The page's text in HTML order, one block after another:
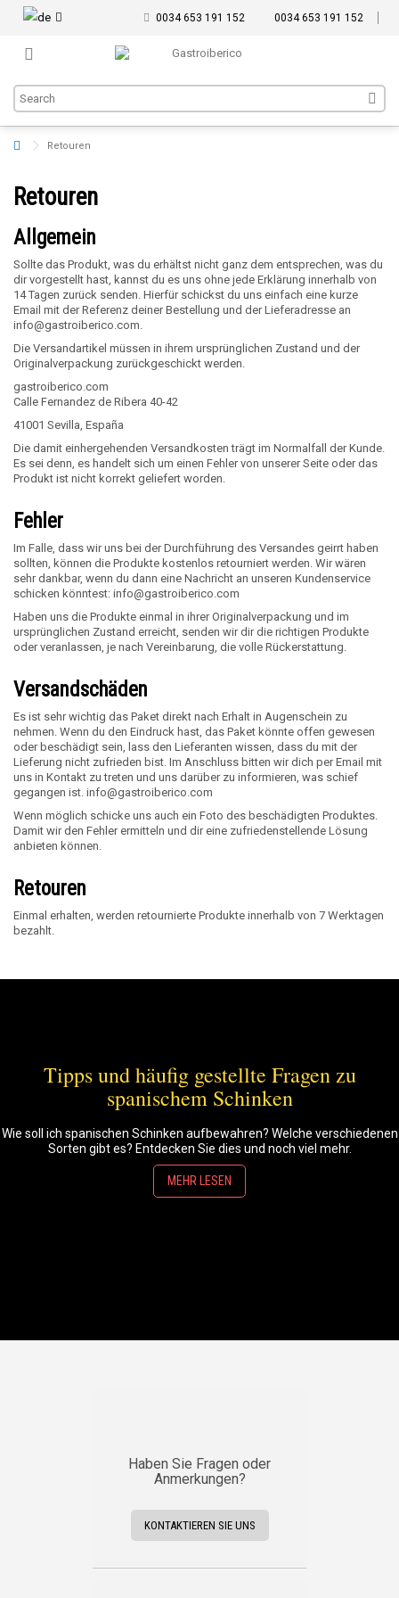
0034 653 191 152 0034 653 191 152
Retouren
Retouren
Allgemein
Sollte das Produkt, was du erhältst nicht ganz dem entsprechen, was du
dir vorgestellt hast, kannst du es uns ohne jede Erklärung innerhalb von
14 Tagen zurück senden. Hierfür schickst du uns einfach eine kurze
Email mit der Referenz deiner Bestellung und der Lieferadresse an
info@gastroiberico.com.
Die Versandartikel müssen in ihrem ursprünglichen Zustand und der
Originalverpackung zurückgeschickt werden.
gastroiberico.com
Calle Fernandez de Ribera 40-42
41001 Sevilla, España
Die damit einhergehenden Versandkosten trägt im Normalfall der Kunde.
Es sei denn, es handelt sich um einen Fehler von unserer Seite oder das
Produkt ist nicht korrekt geliefert worden.
Fehler
Im Falle, dass wir uns bei der Durchführung des Versandes geirrt haben
sollten, können die Produkte kostenlos retourniert werden. Wir wären
sehr dankbar, wenn du dann eine Nachricht an unseren Kundenservice
schicken könntest: info@gastroiberico.com
Haben uns die Produkte einmal in ihrer Originalverpackung und im
ursprünglichen Zustand erreicht, senden wir dir die richtigen Produkte
oder veranlassen, je nach Vereinbarung, die volle Rückerstattung.
Versandschäden
Es ist sehr wichtig das Paket direkt nach Erhalt in Augenschein zu
nehmen. Wenn du den Eindruck hast, das Paket könnte offen gewesen
oder beschädigt sein, lass den Lieferanten wissen, dass du mit der
Lieferung nicht zufrieden bist. Im Anschluss bitten wir dich per Email mit
uns in Kontakt zu treten und uns darüber zu informieren, was schief
gegangen ist. info@gastroiberico.com
Wenn möglich schicke uns auch ein Foto des beschädigten Produktes.
Damit wir den Fehler ermitteln und dir eine zufriedenstellende Lösung
anbieten können.
Retouren
Einmal erhalten, werden retournierte Produkte innerhalb von 7 Werktagen
bezahlt.
Tipps und häufig gestellte Fragen zu
spanischem Schinken
Wie soll ich spanischen Schinken aufbewahren? Welche verschiedenen
Sorten gibt es? Entdecken Sie dies und noch viel mehr.
MEHR LESEN
Haben Sie Fragen oder
Anmerkungen?
KONTAKTIEREN SIE UNS